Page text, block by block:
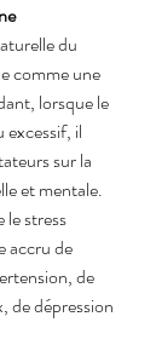
du
comme une
lorsque le
il
sur la
et mentale.
stress
accru de
de
de dépression